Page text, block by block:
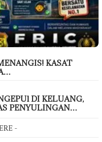
KASAT
DI KELUANG,
PENYULINGAN…
-